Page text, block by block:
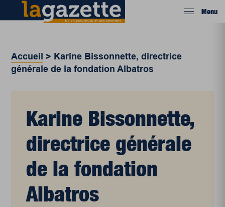
Menu
Accueil > Karine Bissonnette, directrice
générale de la fondation Albatros
Karine Bissonnette,
directrice générale
de la fondation
Albatros